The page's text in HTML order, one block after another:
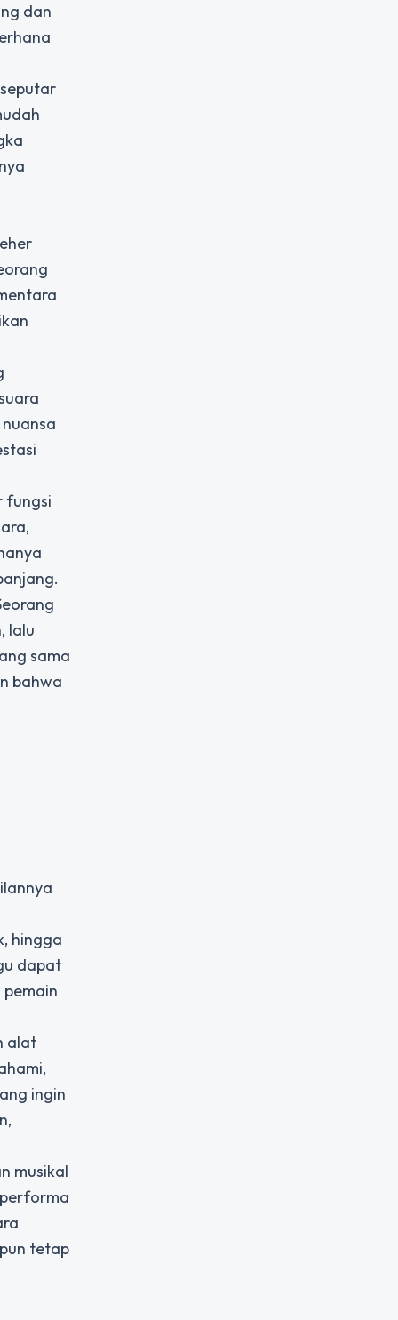
dan
fungsi
lalu
sama
bahwa
hingga
dapat
alat
ingin
musikal
tetap